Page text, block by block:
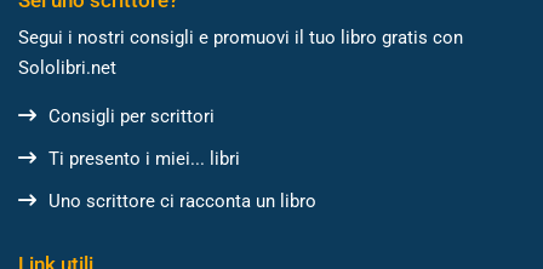
Segui i nostri consigli e promuovi il tuo libro gratis con
Sololibri.net
Consigli per scrittori
Ti presento i miei... libri
Uno scrittore ci racconta un libro